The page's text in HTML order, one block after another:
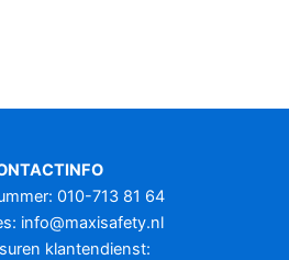
010-713 81 64
info@maxisafety.nl
klantendienst: